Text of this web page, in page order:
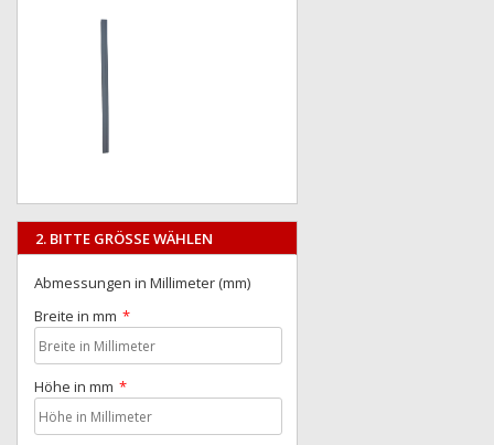
2. BITTE GRÖSSE WÄHLEN
Abmessungen in Millimeter (mm)
Breite in mm
Höhe in mm